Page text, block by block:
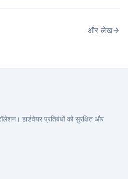
और लेख
हार्डवेयर प्रतिबंधों को सुरक्षित और